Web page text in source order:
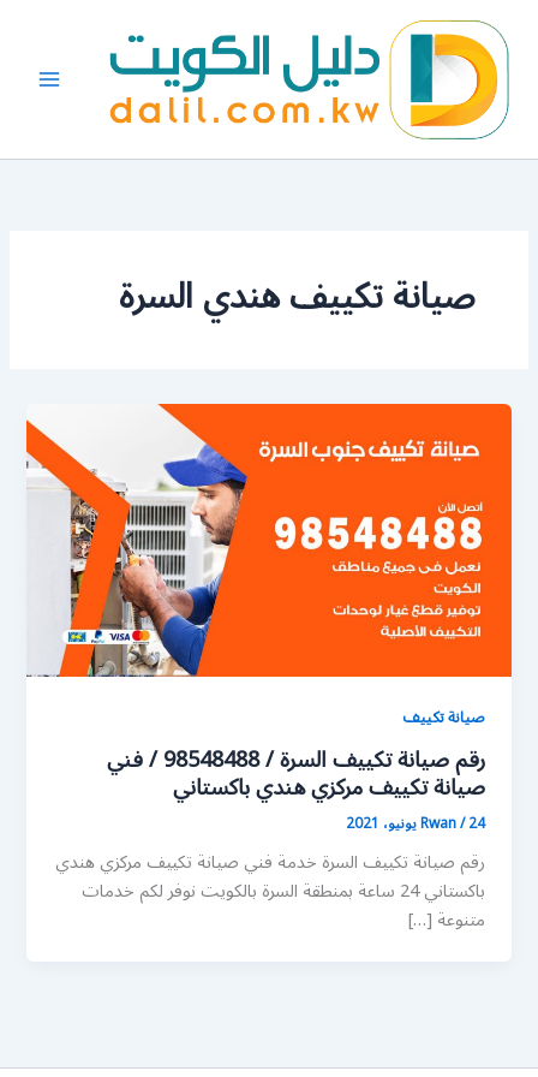
المحتوى
صيانة تكييف هندي السرة
صيانة تكييف
رقم صيانة تكييف السرة / 98548488 / فني
صيانة تكييف مركزي هندي باكستاني
Rwan/24 يونيو، 2021
رقم صيانة تكييف السرة خدمة فني صيانة تكييف مركزي هندي
باكستاني 24 ساعة بمنطقة السرة بالكويت نوفر لكم خدمات
متنوعة […]